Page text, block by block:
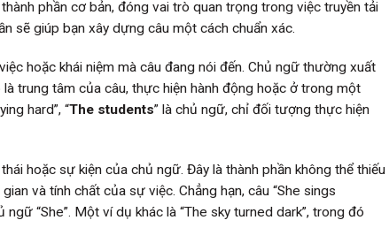
phần cơ bản, đóng vai trò quan trọng trong việc truyền tải
sẽ giúp bạn xây dựng câu một cách chuẩn xác.
hoặc khái niệm mà câu đang nói đến. Chủ ngữ thường xuất
trung tâm của câu, thực hiện hành động hoặc ở trong một
hard”, “The students” là chủ ngữ, chỉ đối tượng thực hiện
hoặc sự kiện của chủ ngữ. Đây là thành phần không thể thiếu
và tính chất của sự việc. Chẳng hạn, câu “She sings
“She”. Một ví dụ khác là “The sky turned dark”, trong đó